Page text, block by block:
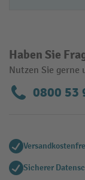
Haben Sie
Nutzen Sie gerne
0800 53
Sicherer